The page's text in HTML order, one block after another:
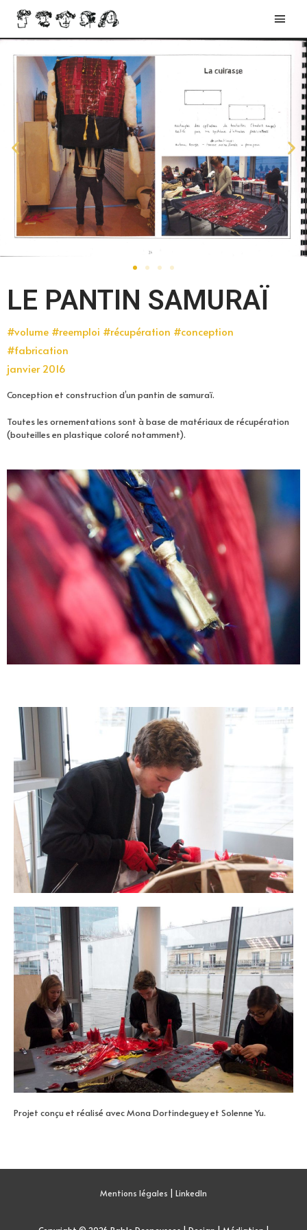
LE PANTIN SAMURAÏ
#volume #reemploi #récupération #conception
#fabrication
janvier 2016
Conception et construction d’un pantin de samuraï.
Toutes les ornementations sont à base de matériaux de récupération
(bouteilles en plastique coloré notamment).
Projet conçu et réalisé avec Mona Dortindeguey et Solenne Yu.
Mentions légales LinkedIn